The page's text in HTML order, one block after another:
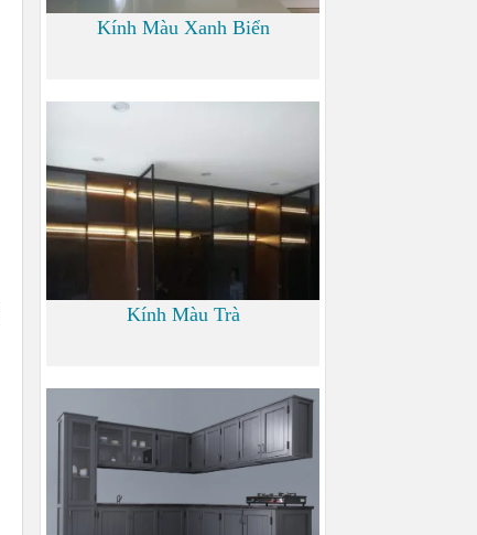
Kính Màu Xanh Biển
Kính Màu Trà